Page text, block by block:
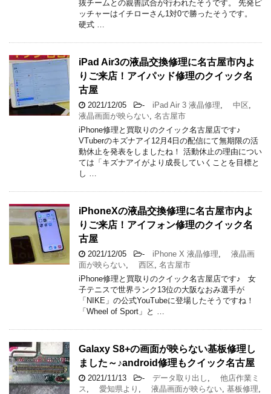
抜チームとの親善試合が行われたそうです。 先発ピ
ッチャーはイチローさん1対0で勝ったそうです。
硬式 …
iPad Air3の液晶交換修理に名古屋市内よ
りご来店！アイパッド修理のクイック名
古屋
2021/12/05 - iPad Air 3 液晶修理 中区
液晶画面が映らない 名古屋市
iPhone修理と買取りのクイック名古屋店です♪
VTuberのキズナアイ12月4日の配信にて無期限の活
動休止を発表をしましたね！ 活動休止の理由につい
ては「キズナアイがより成長していくことを目標と
し …
iPhoneXの液晶交換修理に名古屋市内よ
りご来店！アイフォン修理のクイック名
古屋
2021/12/05 - iPhone X 液晶修理
液晶画
面が映らない
西区 名古屋市
iPhone修理と買取りのクイック名古屋店です♪ 女
子テニスで世界ランク13位の大阪なおみ選手が
「NIKE」の公式YouTubeに登場したそうですね！
「Wheel of Sport」と …
Galaxy S8+の画面が映らない基板修理し
ました～♪android修理もクイック名古屋
2021/11/13 - データ取り出し
他店作業ミ
ス
愛知県より 液晶画面が映らない 基板修理